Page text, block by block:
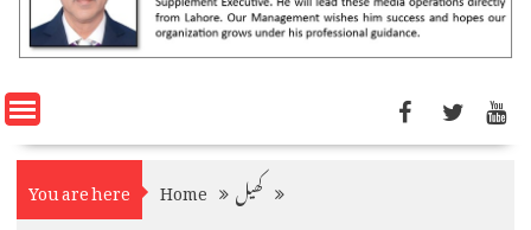
You are here Home
کھیل